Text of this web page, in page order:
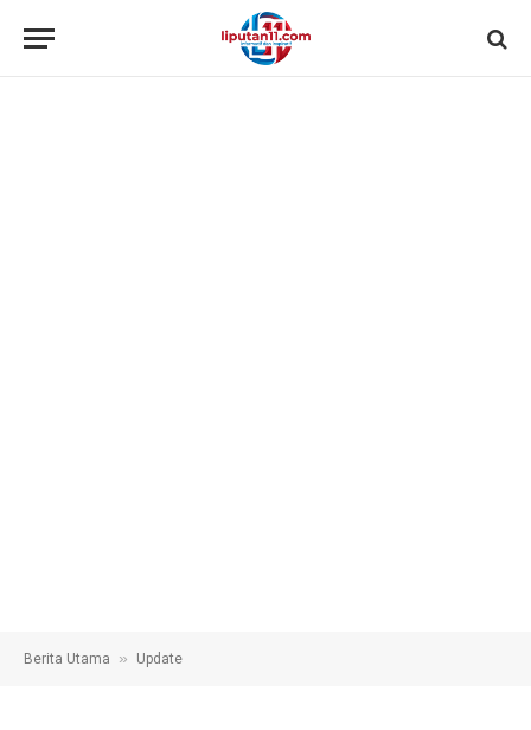
Berita Utama » Update